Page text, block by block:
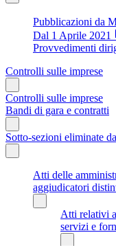
Pubblicazioni da
Dal 1 Aprile 2021
Provvedimenti
Controlli sulle imprese
Controlli sulle imprese
Bandi di gara e contratti
Sotto-sezioni eliminate
Atti delle
aggiudicatori
Atti relativi
servizi e